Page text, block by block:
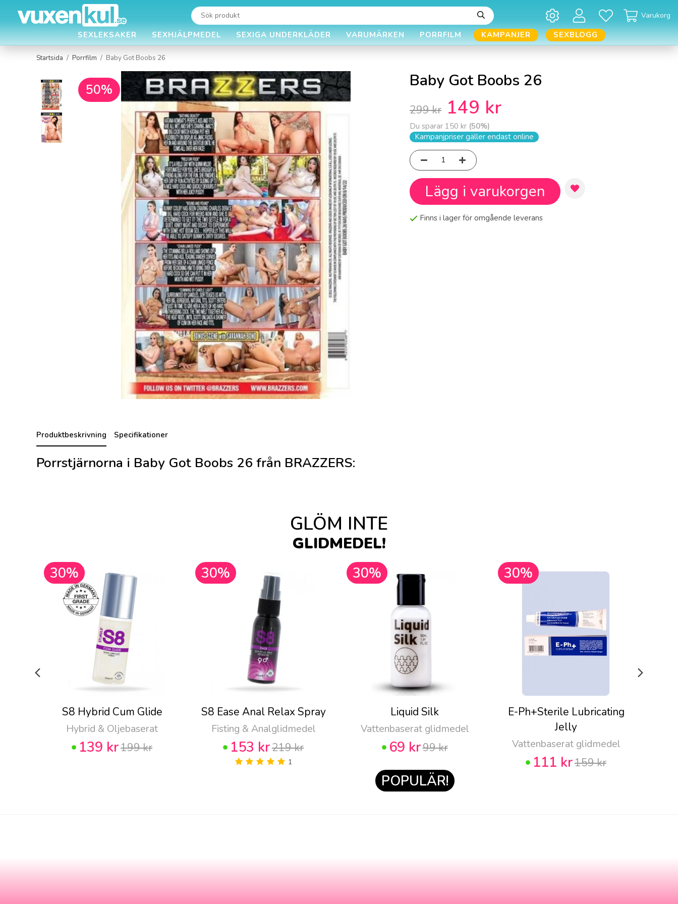
Varukorg
SEXLEKSAKER SEXHJÄLPMEDEL SEXIGA UNDERKLÄDER VARUMÄRKEN PORRFILM KAMPANJER SEXBLOGG
Startsida / Porrfilm / Baby Got Boobs 26
50% Baby Got Boobs 26
299 kr 149 kr
Du sparar 150 kr (50%)
Kampanjpriser gäller endast online
Lägg i varukorgen
Finns i lager för omgående leverans
Produktbeskrivning Specifikationer
Porrstjärnorna i Baby Got Boobs 26 från BRAZZERS:
GLÖM INTE
GLIDMEDEL!
30%
S8 Hybrid Cum Glide
Hybrid & Oljebaserat
139 kr199 kr
30%
S8 Ease Anal Relax Spray
Fisting & Analglidmedel
153 kr219 kr
1
30%
Liquid Silk
Vattenbaserat glidmedel
69 kr99 kr
POPULÄR!
30%
E-Ph+Sterile Lubricating
Jelly
Vattenbaserat glidmedel
111 kr159 kr